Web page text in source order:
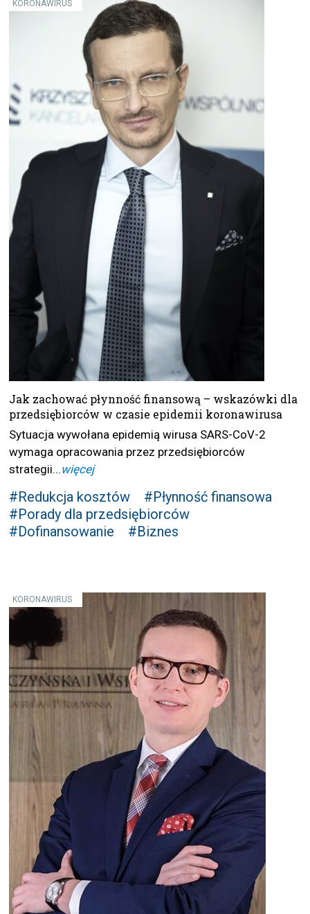
KORONAWIRUS
Jak zachować płynność finansową – wskazówki dla
przedsiębiorców w czasie epidemii koronawirusa
Sytuacja wywołana epidemią wirusa SARS-CoV-2
wymaga opracowania przez przedsiębiorców
strategii...więcej
#Redukcja kosztów
#Płynność finansowa
#Porady dla przedsiębiorców
#Dofinansowanie
#Biznes
KORONAWIRUS